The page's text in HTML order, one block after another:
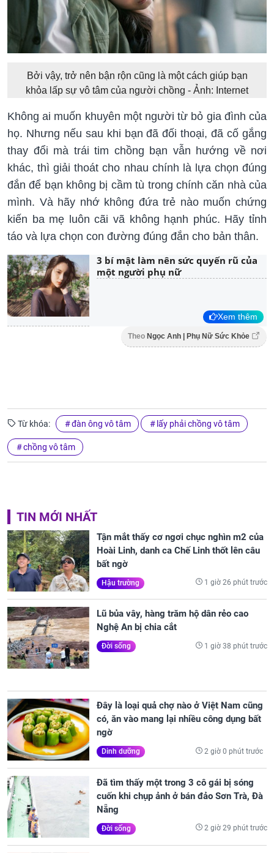
Bởi vậy, trở nên bận rộn cũng là một cách giúp bạn
khỏa lấp sự vô tâm của người chồng - Ảnh: Internet
Không ai muốn khuyên một người từ bỏ gia đình của
họ. Nhưng nếu sau khi bạn đã đối thoại, đã cố gắng
thay đổi mà trái tim chồng bạn vẫn hướng về nơi
khác, thì giải thoát cho nhau chính là lựa chọn đúng
đắn để bạn không bị cầm tù trong chính căn nhà của
mình. Và hãy nhớ không đứa trẻ nào muốn chứng
kiến ba mẹ luôn cãi vã không hạnh phúc. Hãy tỉnh
táo và lựa chọn con đường đúng đắn cho bản thân.
3 bí mật làm nên sức quyến rũ của
một người phụ nữ
Xem thêm
Theo Ngọc Anh | Phụ Nữ Sức Khỏe
Từ khóa: đàn ông vô tâm lấy phải chồng vô tâm
chồng vô tâm
TIN MỚI NHẤT
Tận mắt thấy cơ ngơi chục nghìn m2 của
Hoài Linh, danh ca Chế Linh thốt lên câu
bất ngờ
Hậu trường 1 giờ 26 phút trước
Lũ bủa vây, hàng trăm hộ dân rẻo cao
Nghệ An bị chia cắt
Đời sống 1 giờ 38 phút trước
Đây là loại quả chợ nào ở Việt Nam cũng
có, ăn vào mang lại nhiều công dụng bất
ngờ
Dinh dưỡng 2 giờ 0 phút trước
Đã tìm thấy một trong 3 cô gái bị sóng
cuốn khi chụp ảnh ở bán đảo Sơn Trà, Đà
Nẵng
Đời sống 2 giờ 29 phút trước